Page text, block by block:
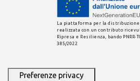
La piattaforma per la distribuzione
realizzata con un contributo
Ripresa e Resilienza, bando
385/2022